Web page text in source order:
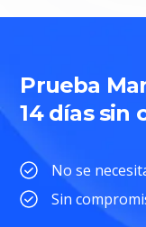
Prueba
14 días sin
No se
Sin